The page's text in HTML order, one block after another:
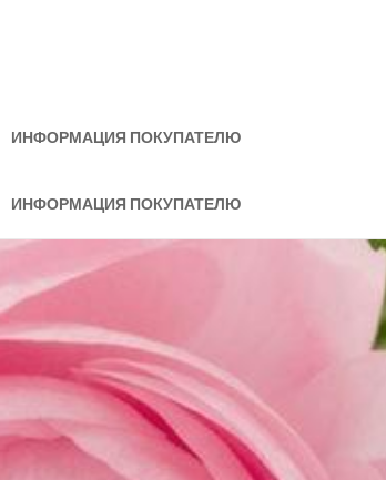
ИНФОРМАЦИЯ ПОКУПАТЕЛЮ
ИНФОРМАЦИЯ ПОКУПАТЕЛЮ